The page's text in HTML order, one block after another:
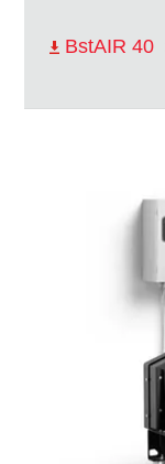
BstAIR 40